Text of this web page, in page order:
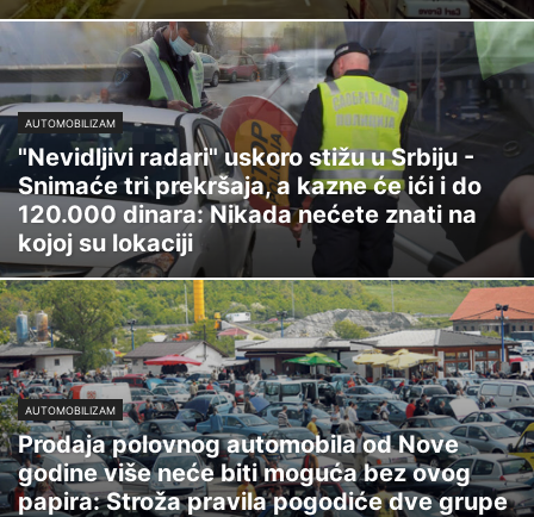
AUTOMOBILIZAM
"Nevidljivi radari" uskoro stižu u Srbiju -
Snimaće tri prekršaja, a kazne će ići i do
120.000 dinara: Nikada nećete znati na
kojoj su lokaciji
AUTOMOBILIZAM
Prodaja polovnog automobila od Nove
godine više neće biti moguća bez ovog
papira: Stroža pravila pogodiće dve grupe